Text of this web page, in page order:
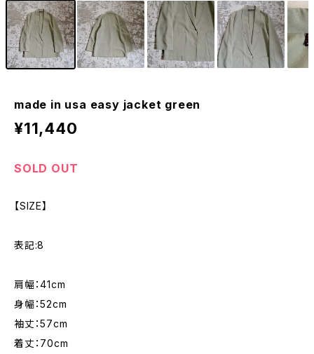
made in usa easy jacket green
¥11,440
SOLD OUT
【SIZE】
表記:8
肩幅：41cm
身幅：52cm
袖丈：57cm
着丈：70cm